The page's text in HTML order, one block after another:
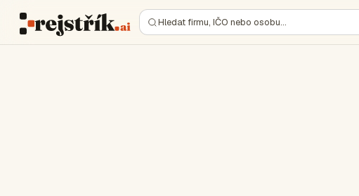
Hledat firmu, IČO nebo osobu…